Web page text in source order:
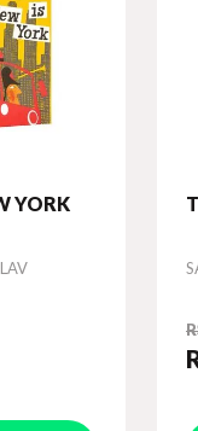
YORK